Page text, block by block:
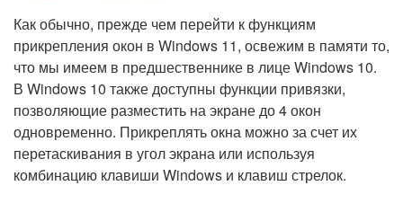
Как обычно, прежде чем перейти к функциям
прикрепления окон в Windows 11, освежим в памяти то,
что мы имеем в предшественнике в лице Windows 10.
В Windows 10 также доступны функции привязки,
позволяющие разместить на экране до 4 окон
одновременно. Прикреплять окна можно за счет их
перетаскивания в угол экрана или используя
комбинацию клавиши Windows и клавиш стрелок.